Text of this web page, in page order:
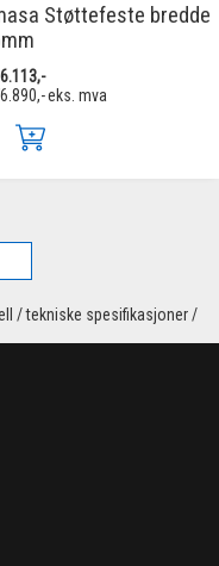
Støttefeste bredde
eks. mva
/ tekniske spesifikasjoner /